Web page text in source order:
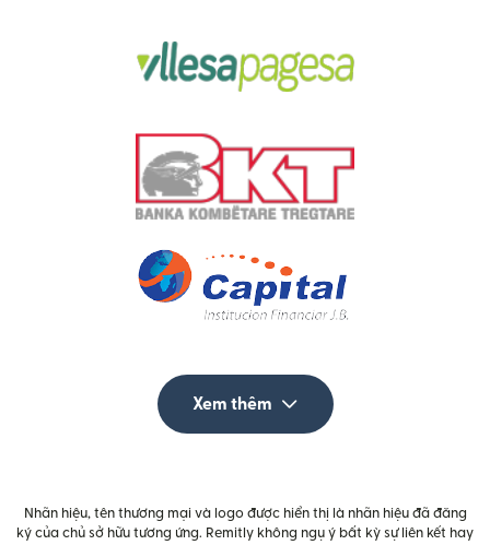
Xem thêm
Nhãn hiệu, tên thương mại và logo được hiển thị là nhãn hiệu đã đăng
ký của chủ sở hữu tương ứng. Remitly không ngụ ý bất kỳ sự liên kết hay